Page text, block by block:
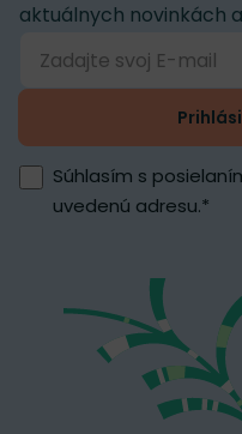
aktuálnych novinkách
Súhlasím s
uvedenú adresu.*